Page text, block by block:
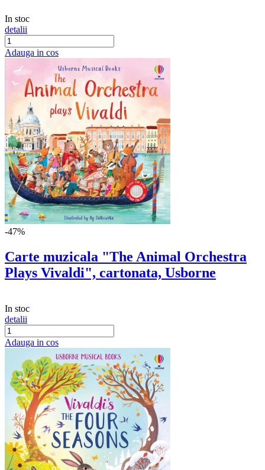
In stoc
detalii
Adauga in cos
-47%
Carte muzicala "The Animal Orchestra
Plays Vivaldi", cartonata, Usborne
In stoc
detalii
Adauga in cos